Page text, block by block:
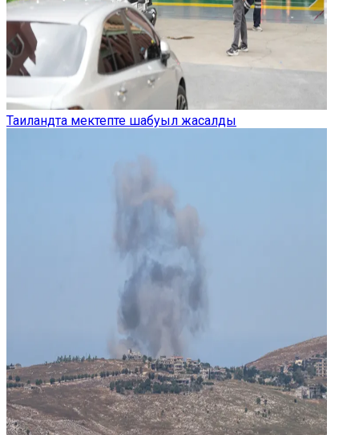
Таиландта мектепте шабуыл жасалды